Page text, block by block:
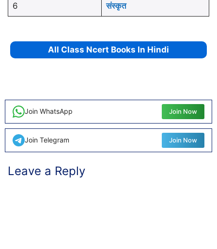
6 संस्कृत
All Class Ncert Books In Hindi
Join WhatsApp Join Now
Join Telegram Join Now
Leave a Reply